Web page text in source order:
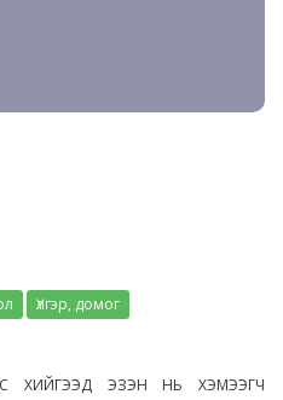
Үлгэр, домог
ХИЙГЭЭД ЭЗЭН НЬ ХЭМЭЭГЧ